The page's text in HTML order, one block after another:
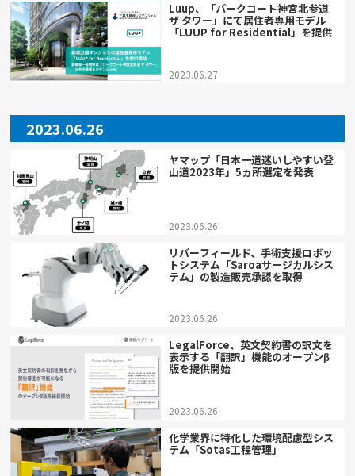
Luup、「パークコート神宮北参道
ザ タワー」にて居住者専用モデル
「LUUP for Residential」を提供
2023.06.27
2023.06.26
ヤマップ「日本一道迷いしやすい登
山道2023年」5ヵ所選定を発表
2023.06.26
リバーフィールド、手術支援ロボッ
トシステム「Saroaサージカルシス
テム」の製造販売承認を取得
2023.06.26
LegalForce、英文契約書の訳文を
表示する「翻訳」機能のオープンβ
版を提供開始
2023.06.26
化学業界に特化した環境配慮型シス
テム「Sotas工程管理」